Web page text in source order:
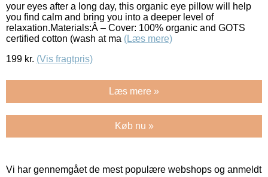
your eyes after a long day, this organic eye pillow will help
you find calm and bring you into a deeper level of
relaxation.Materials:Â – Cover: 100% organic and GOTS
certified cotton (wash at ma (Læs mere)
199 kr. (Vis fragtpris)
Læs mere »
Køb nu »
Vi har gennemgået de mest populære webshops og anmeldt